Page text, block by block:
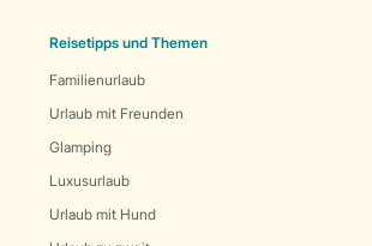
Reisetipps und Themen
Familienurlaub
Urlaub mit Freunden
Glamping
Luxusurlaub
Urlaub mit Hund